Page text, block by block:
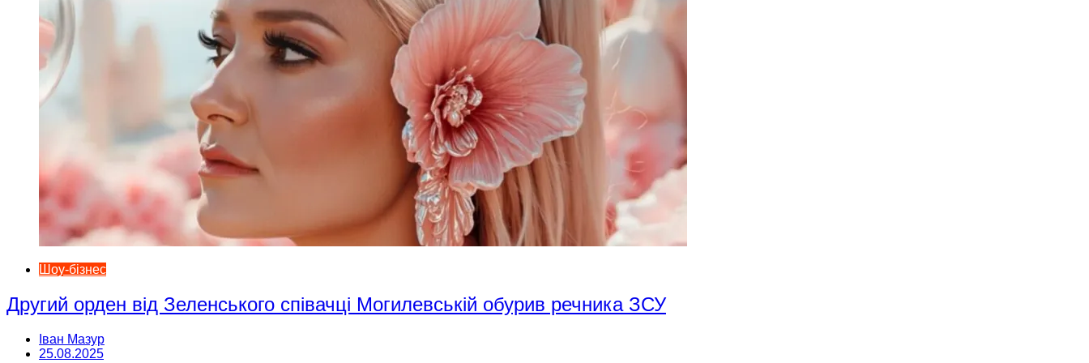
Шоу-бізнес
Другий орден від Зеленського співачці Могилевській обурив речника ЗСУ
Іван Мазур
25.08.2025